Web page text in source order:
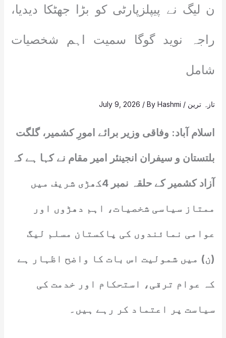
ن لیگ نے پیپلزپارٹی کو بڑا جھٹکا دیدیا،
راجہ نوید گوگا سمیت اہم شخصیات
شامل
تازہ ترین /
July 9, 2026 / ByHashmi
اسلام آباد: وفاقی وزیر برائے امورِ کشمیر، گلگت
بلتستان و سیفران انجینئر امیر مقام نے کہا ہے کہ
آزاد کشمیر کے حلقہ نمبر 4کھڑی شریف میں
ممتاز سیاسی شخصیات، اہم دھڑوں اور
عوامی نمائندوں کی پاکستان مسلم لیگ
(ن) میں شمولیت اس بات کا واضح اظہار ہے
کہ عوام ترقی، استحکام اور خدمت کی
سیاست پر اعتماد کر رہے ہیں۔